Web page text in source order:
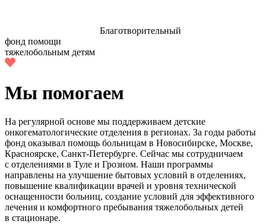
Благотворительный
фонд помощи
тяжелобольным детям
Мы помогаем
На регулярной основе мы поддерживаем детские
онкогематологические отделения в регионах. За годы работы
фонд оказывал помощь больницам в Новосибирске, Москве,
Красноярске, Санкт‑Петербурге. Сейчас мы сотрудничаем
с отделениями в Туле и Грозном. Наши программы
направлены на улучшение бытовых условий в отделениях,
повышение квалификации врачей и уровня технической
оснащенности больниц, создание условий для эффективного
лечения и комфортного пребывания тяжелобольных детей
в стационаре.